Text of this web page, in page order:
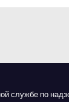
службе по